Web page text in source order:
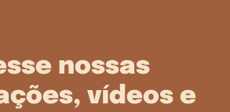
nossas
vídeos e